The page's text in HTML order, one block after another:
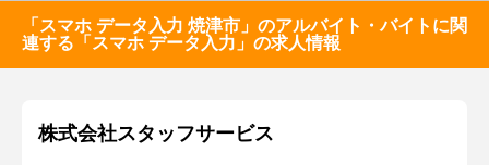
「スマホ データ入力 焼津市」のアルバイト・バイトに関
連する「スマホ データ入力」の求人情報
株式会社スタッフサービス